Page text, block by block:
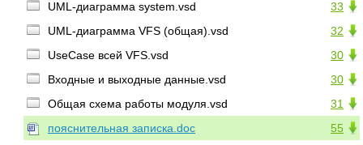
33
UML-диаграмма system.vsd
32
UML-диаграмма VFS (общая).vsd
30
UseCase всей VFS.vsd
30
Входные и выходные данные.vsd
31
Общая схема работы модуля.vsd
55
пояснительная записка.doc